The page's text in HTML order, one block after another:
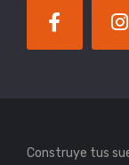
Construye tus